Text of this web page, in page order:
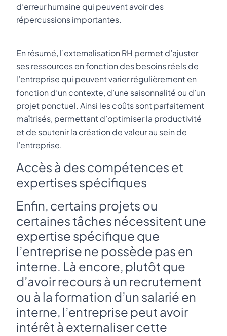
d’erreur humaine qui peuvent avoir des
répercussions importantes.
En résumé, l’externalisation RH permet d’ajuster
ses ressources en fonction des besoins réels de
l’entreprise qui peuvent varier régulièrement en
fonction d’un contexte, d’une saisonnalité ou d’un
projet ponctuel. Ainsi les coûts sont parfaitement
maîtrisés, permettant d’optimiser la productivité
et de soutenir la création de valeur au sein de
l’entreprise.
Accès à des compétences et
expertises spécifiques
Enfin, certains projets ou
certaines tâches nécessitent une
expertise spécifique que
l’entreprise ne possède pas en
interne. Là encore, plutôt que
d’avoir recours à un recrutement
ou à la formation d’un salarié en
interne, l’entreprise peut avoir
intérêt à externaliser cette